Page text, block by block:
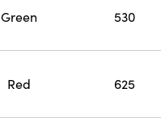
Green 530
Red 625